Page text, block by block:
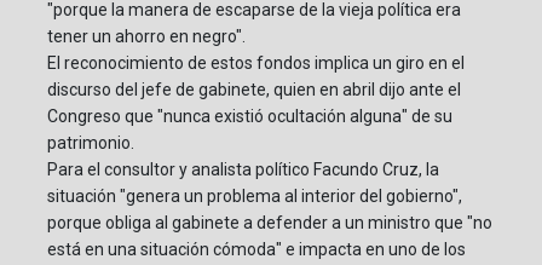
"porque la manera de escaparse de la vieja política era
tener un ahorro en negro".
El reconocimiento de estos fondos implica un giro en el
discurso del jefe de gabinete, quien en abril dijo ante el
Congreso que "nunca existió ocultación alguna" de su
patrimonio.
Para el consultor y analista político Facundo Cruz, la
situación "genera un problema al interior del gobierno",
porque obliga al gabinete a defender a un ministro que "no
está en una situación cómoda" e impacta en uno de los